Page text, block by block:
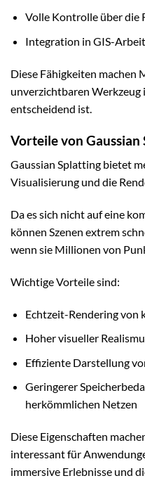
Volle Kontrolle über die
Integration in GIS-
Diese Fähigkeiten machen
unverzichtbaren Werkzeug
entscheidend ist.
Vorteile von Gaussian
Gaussian Splatting bietet
Visualisierung und die
Da es sich nicht auf eine
können Szenen extrem
wenn sie Millionen von
Wichtige Vorteile sind:
Echtzeit-Rendering von
Hoher visueller
Effiziente Darstellung
Geringerer
herkömmlichen Netzen
Diese Eigenschaften
interessant für
immersive Erlebnisse und